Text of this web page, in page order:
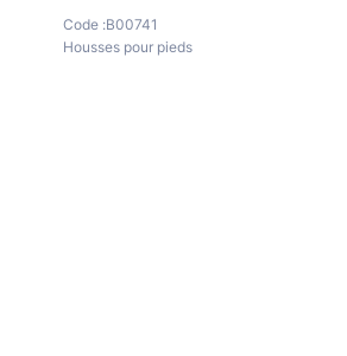
Code :B00741
Housses pour pieds